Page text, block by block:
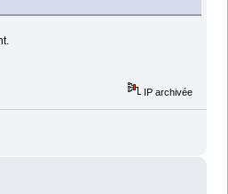
IP archivée